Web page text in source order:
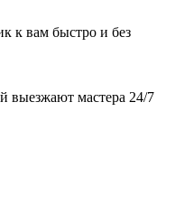
к вам быстро и без
выезжают мастера 24/7